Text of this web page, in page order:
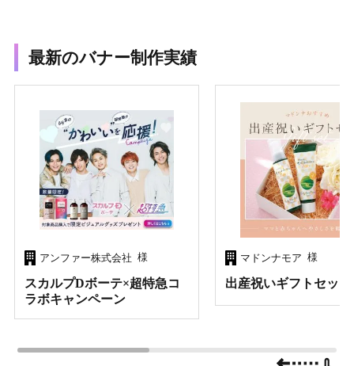
最新のバナー制作実績
アンファー株式会社 様
スカルプDボーテ×超特急コ
ラボキャンペーン
マドンナモア 様
出産祝いギフトセッ